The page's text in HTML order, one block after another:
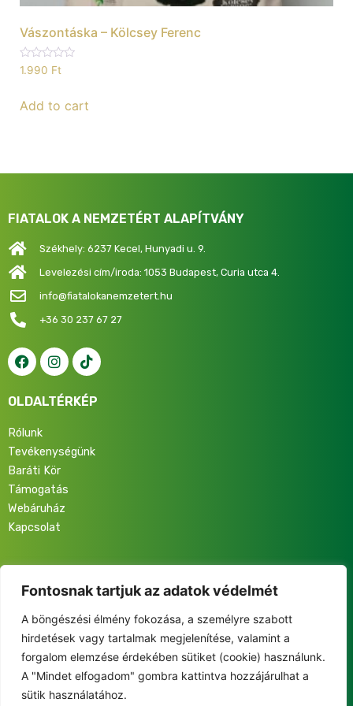
Fontosnak tartjuk az adatok védelmét
A böngészési élmény fokozása, a személyre szabott
hirdetések vagy tartalmak megjelenítése, valamint a
forgalom elemzése érdekében sütiket (cookie) használunk.
A "Mindet elfogadom" gombra kattintva hozzájárulhat a
sütik használatához.
Vászontáska – Kölcsey Ferenc
Rated
0
5
1.990 Ft
Add to cart
FIATALOK A NEMZETÉRT ALAPÍTVÁNY
Székhely: 6237 Kecel, Hunyadi u. 9.
Levelezési cím/iroda: 1053 Budapest, Curia utca 4.
info@fiatalokanemzetert.hu
+36 30 237 67 27
OLDALTÉRKÉP
Rólunk
Tevékenységünk
Baráti Kör
Támogatás
Webáruház
Kapcsolat
eseményeinkről és közösségünk életéről!
This site is protected by reCAPTCHA and the Google
Privacy Policy